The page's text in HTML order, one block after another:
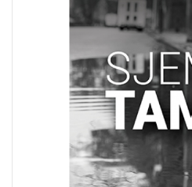
POSEBNA